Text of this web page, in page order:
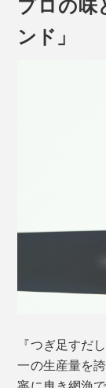
はじめに、小
そのまま舐め
プロの味
ンド」
『つぎ足すだ
一の生産量を